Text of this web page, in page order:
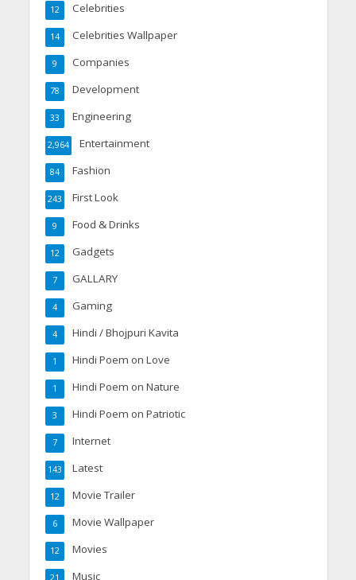
Celebrities
12
Celebrities Wallpaper
14
Companies
9
Development
78
Engineering
33
Entertainment
2,964
Fashion
84
First Look
243
Food & Drinks
9
Gadgets
12
GALLARY
7
Gaming
4
Hindi / Bhojpuri Kavita
4
Hindi Poem on Love
1
Hindi Poem on Nature
1
Hindi Poem on Patriotic
3
Internet
7
Latest
143
Movie Trailer
12
Movie Wallpaper
6
Movies
12
Music
21